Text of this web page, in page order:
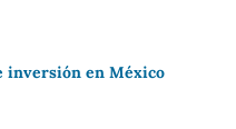
inversión en México